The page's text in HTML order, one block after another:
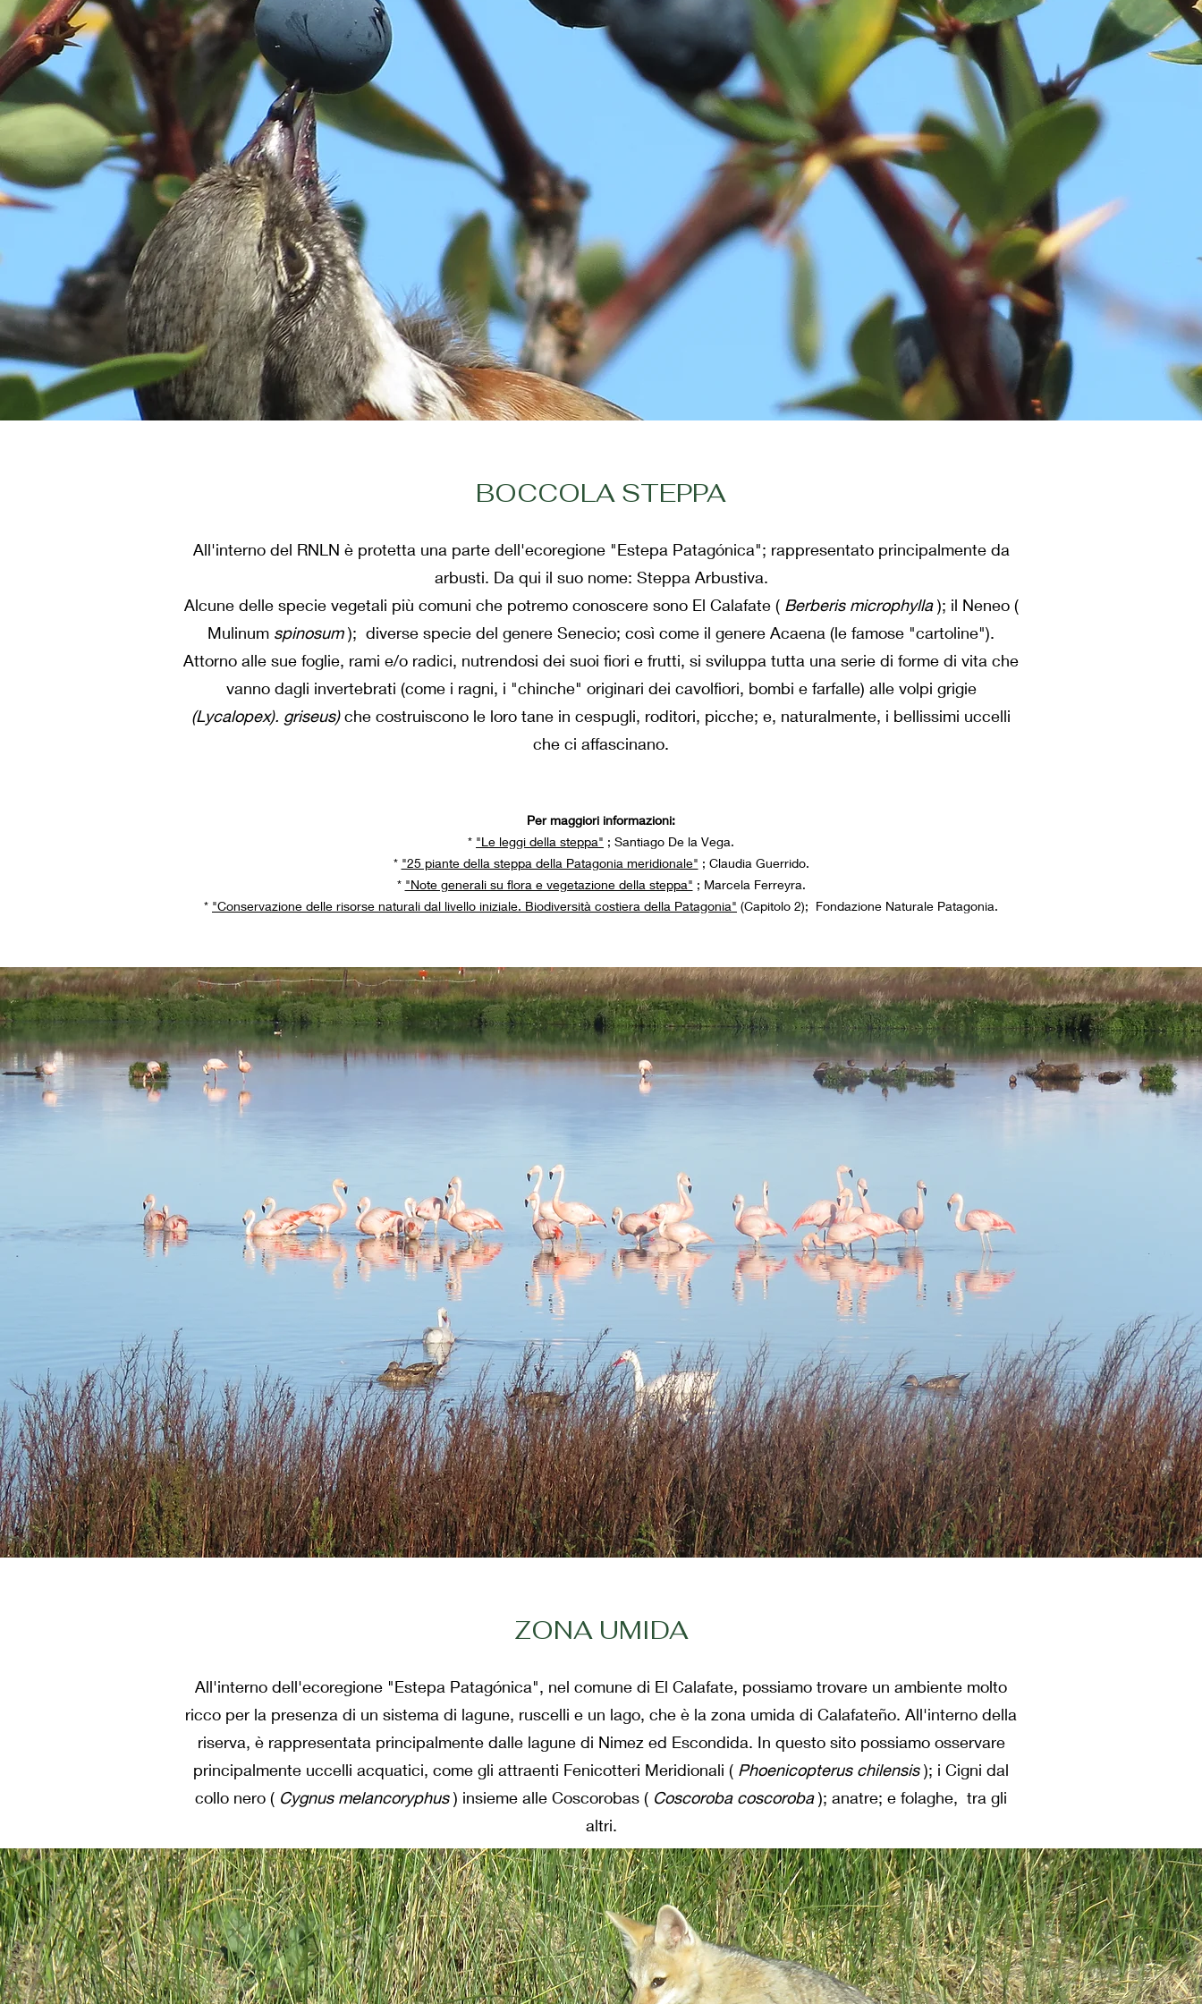
BOCCOLA STEPPA
All'interno del RNLN è protetta una parte dell'ecoregione "Estepa Patagónica"; rappresentato principalmente da
arbusti. Da qui il suo nome: Steppa Arbustiva.
Alcune delle specie vegetali più comuni che potremo conoscere sono El Calafate ( Berberis microphylla); il Neneo (
Mulinum spinosum); diverse specie del genere Senecio; così come il genere Acaena (le famose "cartoline").
Attorno alle sue foglie, rami e/o radici, nutrendosi dei suoi fiori e frutti, si sviluppa tutta una serie di forme di vita che
vanno dagli invertebrati (come i ragni, i "chinche" originari dei cavolfiori, bombi e farfalle) alle volpi grigie
(Lycalopex). griseus)che costruiscono le loro tane in cespugli, roditori, picche; e, naturalmente, i bellissimi uccelli
che ci affascinano.
Per maggiori informazioni:
* "Le leggi della steppa" ; Santiago De la Vega.
* "25 piante della steppa della Patagonia meridionale" ; Claudia Guerrido.
* "Note generali su flora e vegetazione della steppa" ; Marcela Ferreyra.
* "Conservazione delle risorse naturali dal livello iniziale. Biodiversità costiera della Patagonia" (Capitolo 2); Fondazione Naturale Patagonia.
ZONA UMIDA
All'interno dell'ecoregione "Estepa Patagónica", nel comune di El Calafate, possiamo trovare un ambiente molto
ricco per la presenza di un sistema di lagune, ruscelli e un lago, che è la zona umida di Calafateño. All'interno della
riserva, è rappresentata principalmente dalle lagune di Nimez ed Escondida. In questo sito possiamo osservare
principalmente uccelli acquatici, come gli attraenti Fenicotteri Meridionali ( Phoenicopterus chilensis); i Cigni dal
collo nero ( Cygnus melancoryphus) insieme alle Coscorobas ( Coscoroba coscoroba); anatre; e folaghe, tra gli
altri.